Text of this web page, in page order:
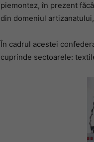
piemontez, în prezent
din domeniul
În cadrul acestei
cuprinde sectoarele: